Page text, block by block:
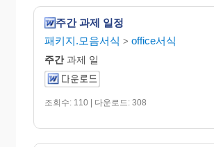
주간 과제 일정
패키지.모음서식 > office서식
주간과제 일
조회수: 110 | 다운로드: 308